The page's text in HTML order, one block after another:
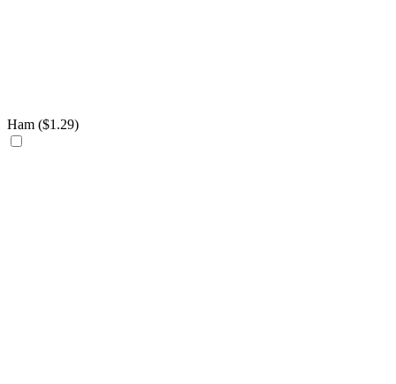
Ham ($1.29)